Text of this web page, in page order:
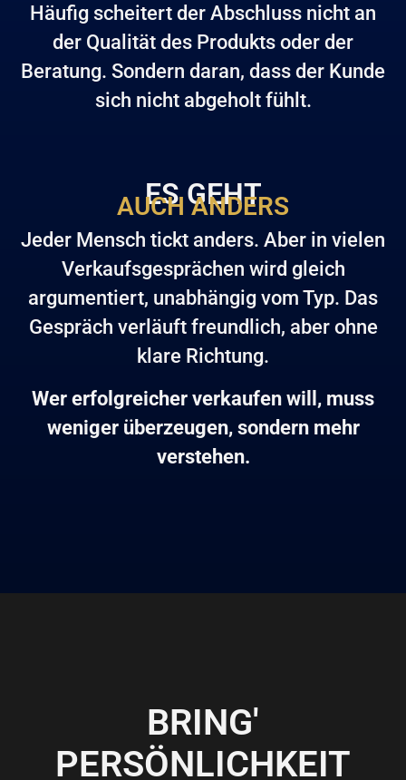
Häufig scheitert der Abschluss nicht an
der Qualität des Produkts oder der
Beratung. Sondern daran, dass der Kunde
sich nicht abgeholt fühlt.
ES GEHT
AUCH ANDERS
Jeder Mensch tickt anders. Aber in vielen
Verkaufsgesprächen wird gleich
argumentiert, unabhängig vom Typ. Das
Gespräch verläuft freundlich, aber ohne
klare Richtung.
Wer erfolgreicher verkaufen will, muss
weniger überzeugen, sondern mehr
verstehen.
BRING'
PERSÖNLICHKEIT